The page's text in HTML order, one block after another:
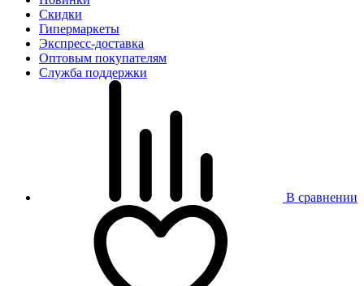
Скидки
Гипермаркеты
Экспресс-доставка
Оптовым покупателям
Служба поддержки
В сравнении